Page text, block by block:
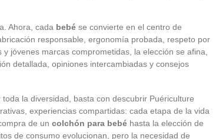
Ahora, cada bebé se convierte en el centro de
responsable, ergonomía probada, respeto por
jóvenes marcas comprometidas, la elección se afina,
detallada, opiniones intercambiadas y consejos
la diversidad, basta con descubrir Puériculture
experiencias compartidas: cada etapa de la vida
de un colchón para bebé hasta la elección de
de consumo evolucionan, pero la necesidad de